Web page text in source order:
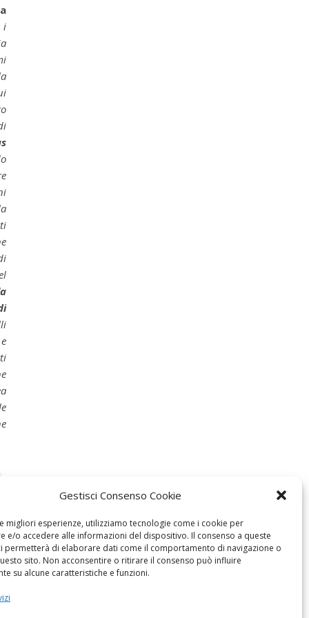
Gestisci Consenso Cookie
migliori esperienze, utilizziamo tecnologie come i cookie per
e/o accedere alle informazioni del dispositivo. Il consenso a queste
permetterà di elaborare dati come il comportamento di navigazione o
sito. Non acconsentire o ritirare il consenso può influire
su alcune caratteristiche e funzioni.
i